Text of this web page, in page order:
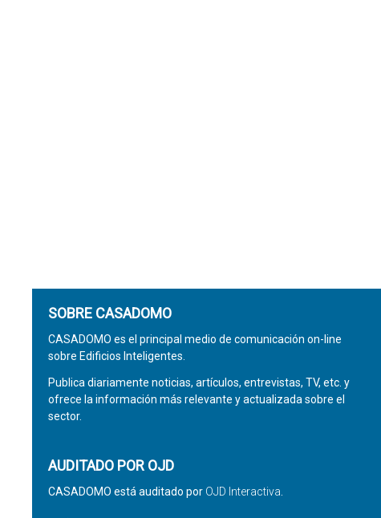
SOBRE CASADOMO
CASADOMO es el principal medio de comunicación on-line
sobre Edificios Inteligentes.
Publica diariamente noticias, artículos, entrevistas, TV, etc. y
ofrece la información más relevante y actualizada sobre el
sector.
AUDITADO POR OJD
CASADOMO está auditado por OJD Interactiva